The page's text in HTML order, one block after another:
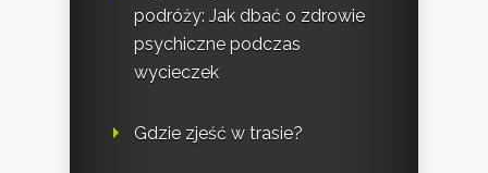
podróży: Jak dbać o zdrowie
psychiczne podczas
wycieczek
Gdzie zjeść w trasie?